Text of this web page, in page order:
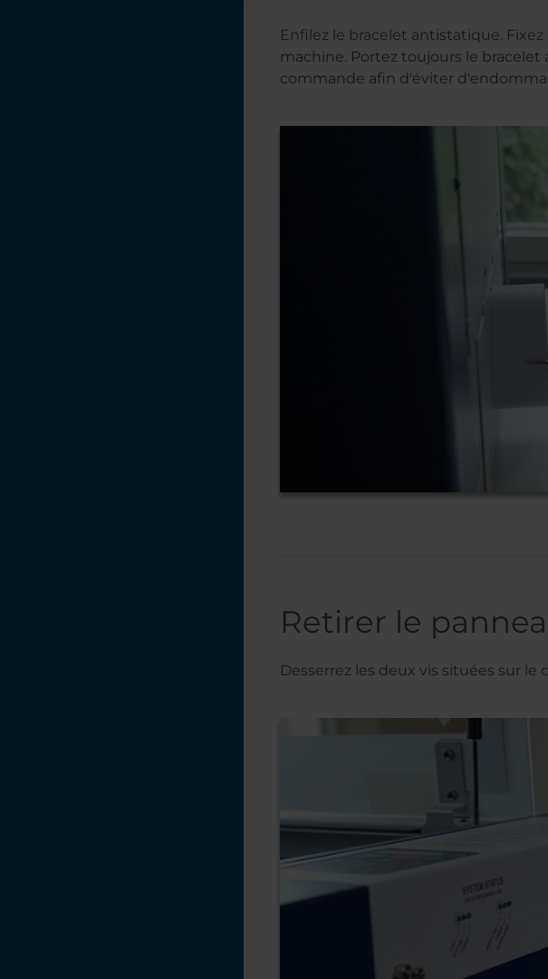
Enfilez le bracelet antistatique.
machine. Portez toujours le
commande afin d'éviter
Retirer le
Desserrez les deux vis situées sur